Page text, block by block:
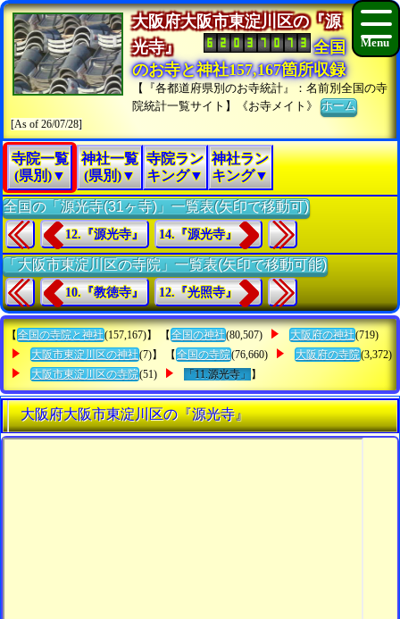
大阪府大阪市東淀川区の『源
光寺』
全国
のお寺と神社157,167箇所収録
【『各都道府県別のお寺統計』：名前別全国の寺
院統計一覧サイト】《お寺メイト》ホーム
[As of 26/07/28]
寺院一覧
(県別)▼
神社一覧
(県別)▼
寺院ラン
キング▼
神社ラン
キング▼
全国の「源光寺(31ヶ寺)」一覧表(矢印で移動可)
12.『源光寺』 14.『源光寺』
「大阪市東淀川区の寺院」一覧表(矢印で移動可能)
10.『教徳寺』 12.『光照寺』
【 全国の寺院と神社(157,167)】 【 全国の神社(80,507) 大阪府の神社(719)
大阪市東淀川区の神社(7)】 【 全国の寺院(76,660) 大阪府の寺院(3,372)
大阪市東淀川区の寺院(51) 「11.源光寺」 】
大阪府大阪市東淀川区の『源光寺』